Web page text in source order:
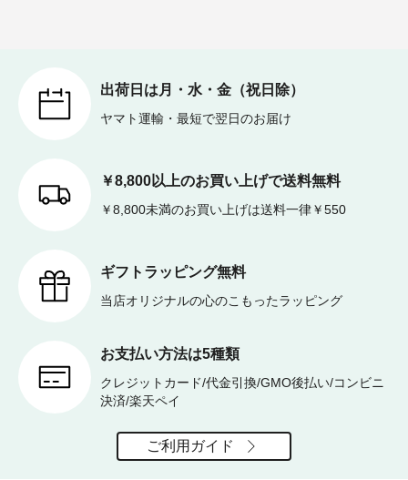
出荷日は月・水・金（祝日除）
ヤマト運輸・最短で翌日のお届け
￥8,800以上のお買い上げで送料無料
￥8,800未満のお買い上げは送料一律￥550
ギフトラッピング無料
当店オリジナルの心のこもったラッピング
お支払い方法は5種類
クレジットカード/代金引換/GMO後払い/コンビニ
決済/楽天ペイ
ご利用ガイド